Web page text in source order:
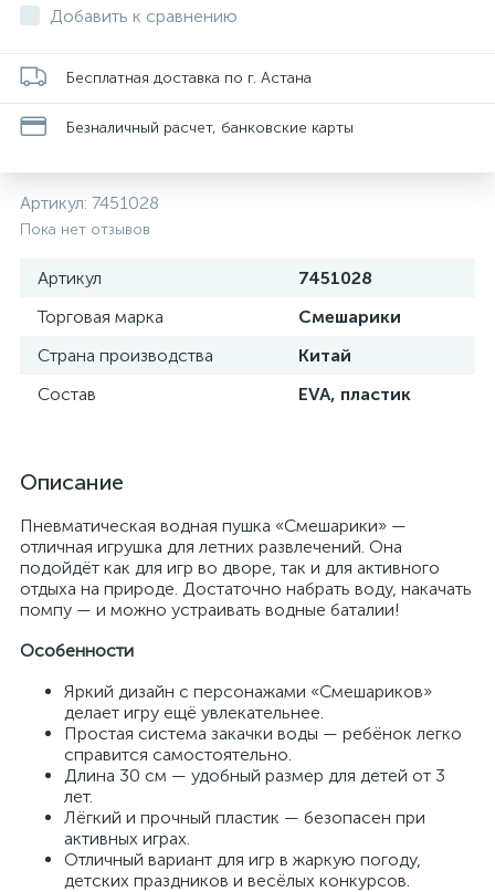
Добавить к сравнению
Бесплатная доставка по г. Астана
Безналичный расчет, банковские карты
Артикул: 7451028
Пока нет отзывов
Артикул
7451028
Торговая марка
Смешарики
Страна производства
Китай
Состав
EVA, пластик
Описание
Пневматическая водная пушка «Смешарики» —
отличная игрушка для летних развлечений. Она
подойдёт как для игр во дворе, так и для активного
отдыха на природе. Достаточно набрать воду, накачать
помпу — и можно устраивать водные баталии!
Особенности
Яркий дизайн с персонажами «Смешариков»
делает игру ещё увлекательнее.
Простая система закачки воды — ребёнок легко
справится самостоятельно.
Длина 30 см — удобный размер для детей от 3
лет.
Лёгкий и прочный пластик — безопасен при
активных играх.
Отличный вариант для игр в жаркую погоду,
детских праздников и весёлых конкурсов.